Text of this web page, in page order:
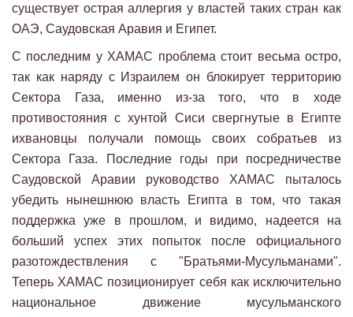
существует острая аллергия у властей таких стран как
ОАЭ, Саудовская Аравия и Египет.
С последним у ХАМАС проблема стоит весьма остро,
так как наряду с Израилем он блокирует территорию
Сектора Газа, именно из-за того, что в ходе
противостояния с хунтой Сиси свергнутые в Египте
ихвановцы получали помощь своих собратьев из
Сектора Газа. Последние годы при посредничестве
Саудовской Аравии руководство ХАМАС пыталось
убедить нынешнюю власть Египта в том, что такая
поддержка уже в прошлом, и видимо, надеется на
больший успех этих попыток после официального
разотождествления с "Братьями-Мусульманами".
Теперь ХАМАС позиционирует себя как исключительно
национальное движение мусульманского